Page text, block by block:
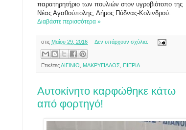
παρατηρητήριο των πουλιών στον υγροβιότοπο της
Νέας Αγαθούπολης, Δήμος Πύδνας-Κολινδρού.
Διαβάστε περισσότερα »
στις Μαΐου 29, 2016 Δεν υπάρχουν σχόλια:
ΕτικέτεςΑΙΓΙΝΙΟ ΜΑΚΡΥΓΙΑΛΟΣ ΠΙΕΡΙΑ
Αυτοκίνητο καρφώθηκε κάτω
από φορτηγό!